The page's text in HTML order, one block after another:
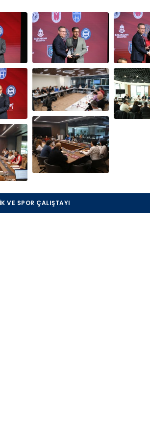
VE SPOR ÇALIŞTAYI